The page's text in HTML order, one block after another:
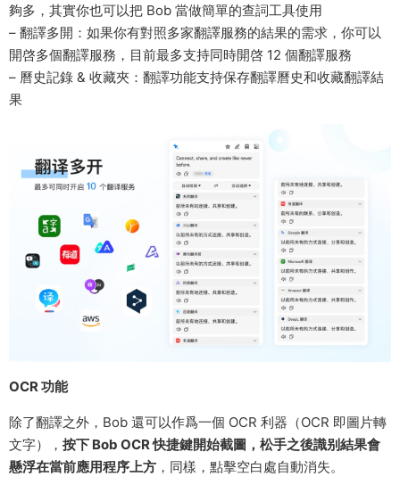
夠多，其實你也可以把 Bob 當做簡單的查詞工具使用
– 翻譯多開：如果你有對照多家翻譯服務的結果的需求，你可以
開啓多個翻譯服務，目前最多支持同時開啓 12 個翻譯服務
– 曆史記錄 & 收藏夾：翻譯功能支持保存翻譯曆史和收藏翻譯結
果
OCR 功能
除了翻譯之外，Bob 還可以作爲一個 OCR 利器（OCR 即圖片轉
文字）， 按下 Bob OCR 快捷鍵開始截圖，松手之後識别結果會
懸浮在當前應用程序上方 ，同樣，點擊空白處自動消失。